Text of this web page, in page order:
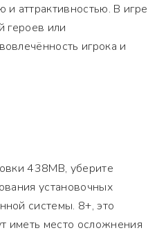
аттрактивностью. В игре
героев или
игрока и
438MB, уберите
установочных
системы. 8+, это
иметь место осложнения